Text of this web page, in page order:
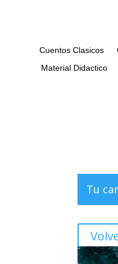
Cuentos Clasicos
Material Didactico
Tu